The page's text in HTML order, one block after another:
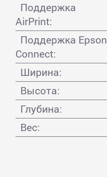
Поддержка
AirPrint:
Поддержка Epson
Connect:
Ширина:
Высота:
Глубина:
Вес: